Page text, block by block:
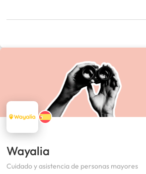
Wayalia
Cuidado y asistencia de personas mayores